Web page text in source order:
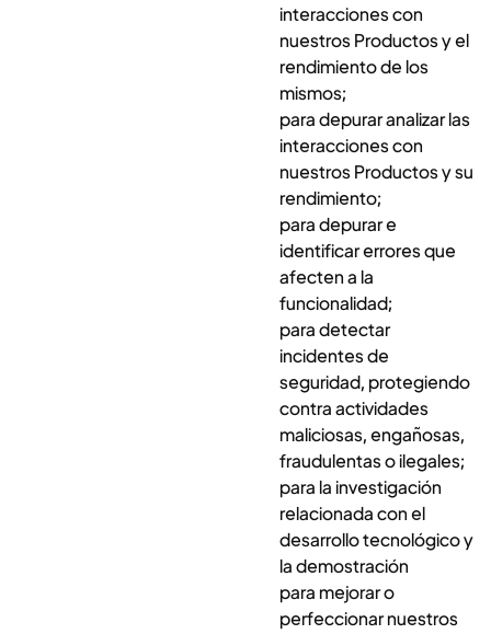
interacciones con
nuestros Productos y el
rendimiento de los
mismos;
para depurar analizar las
interacciones con
nuestros Productos y su
rendimiento;
para depurar e
identificar errores que
afecten a la
funcionalidad;
para detectar
incidentes de
seguridad, protegiendo
contra actividades
maliciosas, engañosas,
fraudulentas o ilegales;
para la investigación
relacionada con el
desarrollo tecnológico y
la demostración
para mejorar o
perfeccionar nuestros